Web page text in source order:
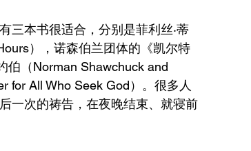
三本书很适合，分别是菲利丝·蒂
），诺森伯兰团体的《凯尔特
伯（Norman Shawchuck and
for All Who Seek God）。很多人
一次的祷告，在夜晚结束、就寝前